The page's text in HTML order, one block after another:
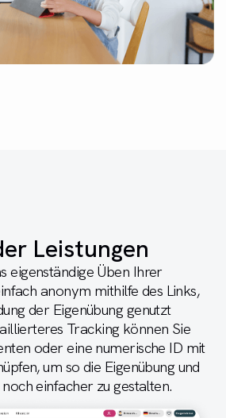
Leistungen
eigenständige Üben Ihrer
anonym mithilfe des Links,
der Eigenübung genutzt
Tracking können Sie
oder eine numerische ID mit
um so die Eigenübung und
einfacher zu gestalten.